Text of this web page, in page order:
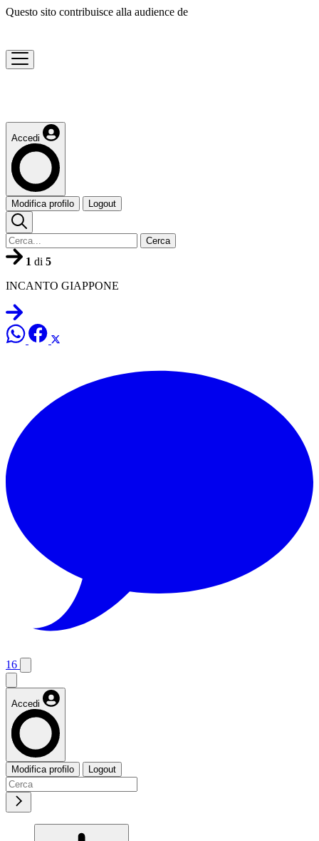
Questo sito contribuisce alla audience de
Accedi
Modifica profilo Logout
Cerca
1 di 5
INCANTO GIAPPONE
16
Accedi
Modifica profilo Logout